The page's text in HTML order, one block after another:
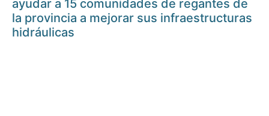
ayudar a 15 comunidades de regantes de
la provincia a mejorar sus infraestructuras
hidráulicas